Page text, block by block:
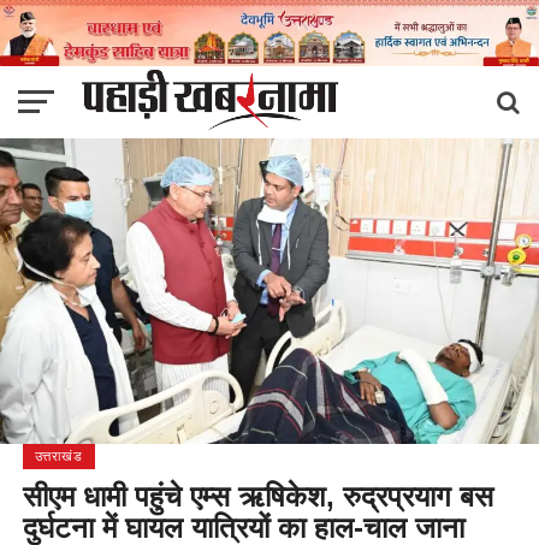
उत्तराखंड
सीएम धामी पहुंचे एम्स ऋषिकेश, रुद्रप्रयाग बस
दुर्घटना में घायल यात्रियों का हाल-चाल जाना